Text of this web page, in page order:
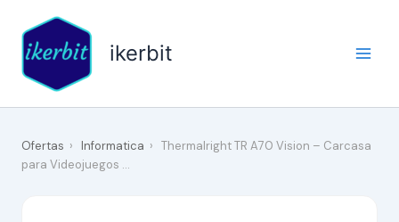
contenido
ikerbit
Ofertas › Informatica › Thermalright TR A70 Vision – Carcasa
para Videojuegos …